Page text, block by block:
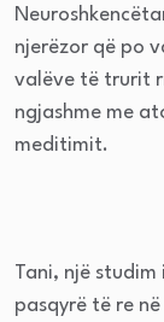
njerëzor që po
valëve të trurit
ngjashme me
meditimit.
Tani, një studim
pasqyrë të re